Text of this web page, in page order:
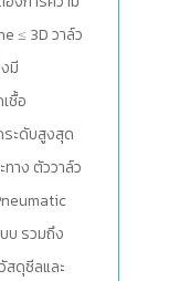
≤ 3D วาล์ว
มี
ชื้อ
ระดับสูงสุด
ทาง ตัววาล์ว
บ รวมถึง
ดุซีลและ